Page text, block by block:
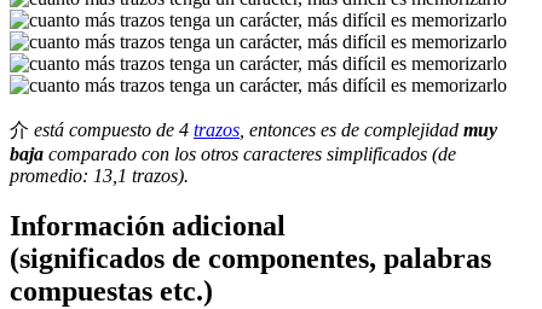
介 está compuesto de 4 trazos , entonces es de complejidad muy
baja comparado con los otros caracteres simplificados (de
promedio: 13,1 trazos).
Información adicional
(significados de componentes, palabras
compuestas etc.)